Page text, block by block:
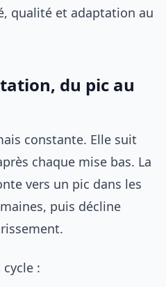
qualité et adaptation au
du pic au
constante. Elle suit
chaque mise bas. La
vers un pic dans les
puis décline
: